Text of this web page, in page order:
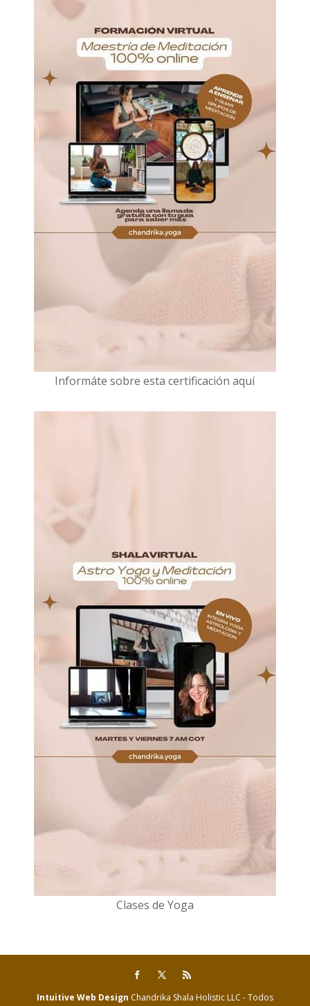
Informáte sobre esta certificación aquí
Clases de Yoga
Intuitive Web Design Chandrika Shala Holistic LLC - Todos